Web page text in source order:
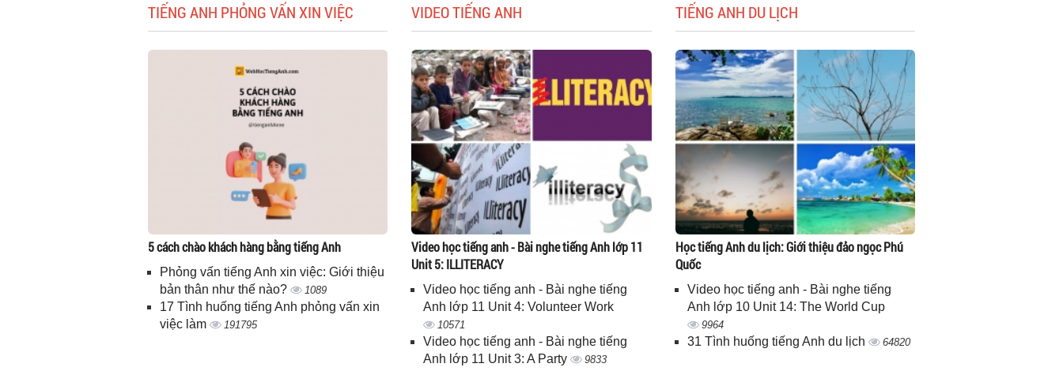
TIẾNG ANH PHỎNG VẤN XIN VIỆC
5 cách chào khách hàng bằng tiếng Anh
Phỏng vấn tiếng Anh xin việc: Giới thiệu
bản thân như thế nào?
1089
17 Tình huống tiếng Anh phỏng vấn xin
việc làm
191795
VIDEO TIẾNG ANH
Video học tiếng anh - Bài nghe tiếng Anh lớp 11
Unit 5: ILLITERACY
Video học tiếng anh - Bài nghe tiếng
Anh lớp 11 Unit 4: Volunteer Work
10571
Video học tiếng anh - Bài nghe tiếng
Anh lớp 11 Unit 3: A Party
9833
TIẾNG ANH DU LỊCH
Học tiếng Anh du lịch: Giới thiệu đảo ngọc Phú
Quốc
Video học tiếng anh - Bài nghe tiếng
Anh lớp 10 Unit 14: The World Cup
9964
31 Tình huống tiếng Anh du lịch 64820